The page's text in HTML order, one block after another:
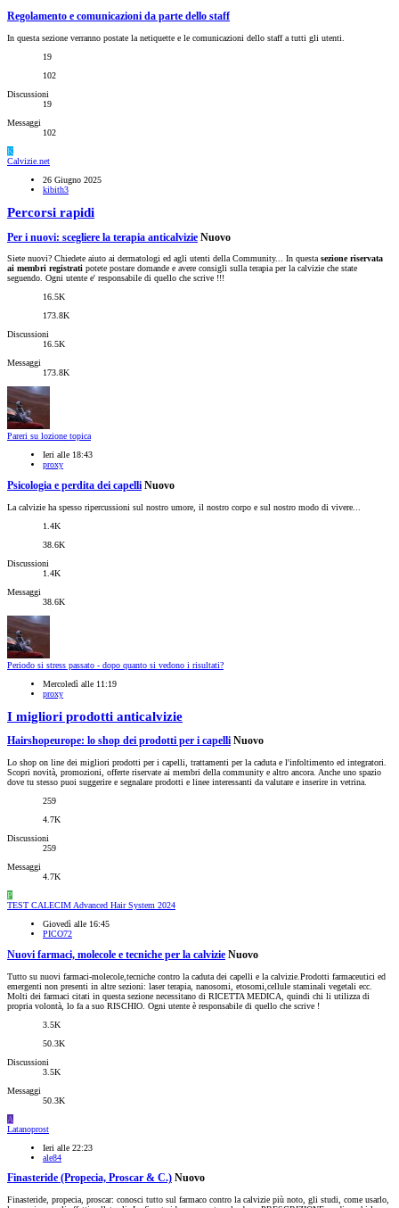
Regolamento e comunicazioni da parte dello staff
In questa sezione verranno postate la netiquette e le comunicazioni dello staff a tutti gli utenti.
19
102
Discussioni
19
Messaggi
102
K
Calvizie.net
26 Giugno 2025
kibith3
Percorsi rapidi
Per i nuovi: scegliere la terapia anticalvizie Nuovo
Siete nuovi? Chiedete aiuto ai dermatologi ed agli utenti della Community... In questasezione riservata
ai membri registrati potete postare domande e avere consigli sulla terapia per la calvizie che state
seguendo. Ogni utente e' responsabile di quello che scrive !!!
16.5K
173.8K
Discussioni
16.5K
Messaggi
173.8K
Pareri su lozione topica
Ieri alle 18:43
proxy
Psicologia e perdita dei capelli Nuovo
La calvizie ha spesso ripercussioni sul nostro umore, il nostro corpo e sul nostro modo di vivere...
1.4K
38.6K
Discussioni
1.4K
Messaggi
38.6K
Periodo si stress passato - dopo quanto si vedono i risultati?
Mercoledì alle 11:19
proxy
I migliori prodotti anticalvizie
Hairshopeurope: lo shop dei prodotti per i capelli Nuovo
Lo shop on line dei migliori prodotti per i capelli, trattamenti per la caduta e l'infoltimento ed integratori.
Scopri novità, promozioni, offerte riservate ai membri della community e altro ancora. Anche uno spazio
dove tu stesso puoi suggerire e segnalare prodotti e linee interessanti da valutare e inserire in vetrina.
259
4.7K
Discussioni
259
Messaggi
4.7K
P
TEST CALECIM Advanced Hair System 2024
Giovedì alle 16:45
PICO72
Nuovi farmaci, molecole e tecniche per la calvizie Nuovo
Tutto su nuovi farmaci-molecole,tecniche contro la caduta dei capelli e la calvizie.Prodotti farmaceutici ed
emergenti non presenti in altre sezioni: laser terapia, nanosomi, etosomi,cellule staminali vegetali ecc.
Molti dei farmaci citati in questa sezione necessitano di RICETTA MEDICA, quindi chi li utilizza di
propria volontà, lo fa a suo RISCHIO. Ogni utente è responsabile di quello che scrive !
3.5K
50.3K
Discussioni
3.5K
Messaggi
50.3K
A
Latanoprost
Ieri alle 22:23
ale84
Finasteride (Propecia, Proscar & C.) Nuovo
Finasteride, propecia, proscar: conosci tutto sul farmaco contro la calvizie più noto, gli studi, come usarlo,